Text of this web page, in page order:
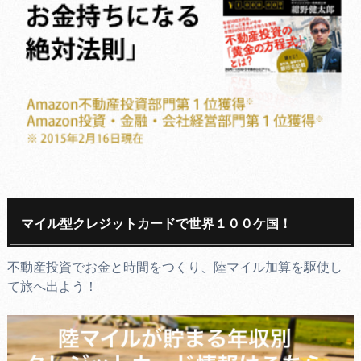
マイル型クレジットカードで世界１００ケ国！
不動産投資でお金と時間をつくり、陸マイル加算を駆使し
て旅へ出よう！